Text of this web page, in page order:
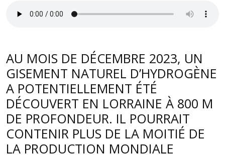
AU MOIS DE DÉCEMBRE 2023, UN
GISEMENT NATUREL D’HYDROGÈNE
A POTENTIELLEMENT ÉTÉ
DÉCOUVERT EN LORRAINE À 800 M
DE PROFONDEUR. IL POURRAIT
CONTENIR PLUS DE LA MOITIÉ DE
LA PRODUCTION MONDIALE